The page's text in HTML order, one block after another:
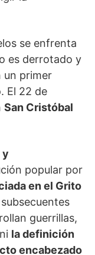
se enfrenta
es derrotado y
un primer
El 22 de
San Cristóbal
y
popular por
en el Grito
guerrillas,
la definición
encabezado